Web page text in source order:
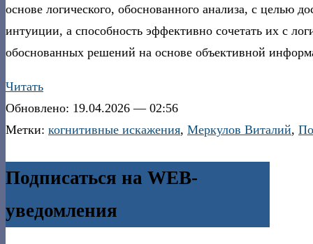
основе логического, обоснованного анализа, с целью
интуиции, а способность эффективно сочетать их с
обоснованных решений на основе объективной
Читать
Обновлено: 19.04.2026 — 02:56
Метки: когнитивные искажения, Меркулов Виталий,
Подписаться на WEB-
уведомления